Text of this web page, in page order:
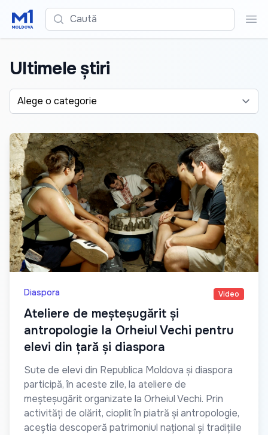
Caută
Ultimele știri
Alege o categorie
Diaspora Video
Ateliere de meșteșugărit și
antropologie la Orheiul Vechi pentru
elevi din țară și diaspora
Sute de elevi din Republica Moldova și diaspora
participă, în aceste zile, la ateliere de
meșteșugărit organizate la Orheiul Vechi. Prin
activități de olărit, cioplit în piatră și antropologie,
aceștia descoperă patrimoniul național și tradițiile